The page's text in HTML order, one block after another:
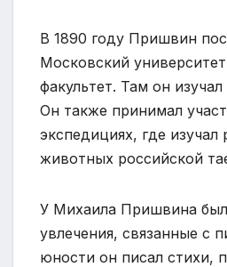
В 1890 году Пришвин
Московский
факультет. Там он
Он также принимал
экспедициях, где изучал
животных российской
У Михаила Пришвина
увлечения, связанные с
юности он писал стихи,